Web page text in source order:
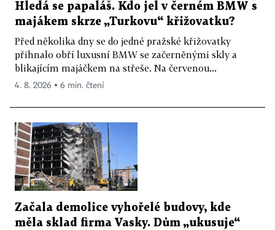
Hledá se papaláš. Kdo jel v černém BMW s
majákem skrze „Turkovu“ křižovatku?
Před několika dny se do jedné pražské křižovatky
přihnalo obří luxusní BMW se začerněnými skly a
blikajícím majáčkem na střeše. Na červenou...
4. 8. 2026 ▪ 6 min. čtení
Začala demolice vyhořelé budovy, kde
měla sklad firma Vasky. Dům „ukusuje“